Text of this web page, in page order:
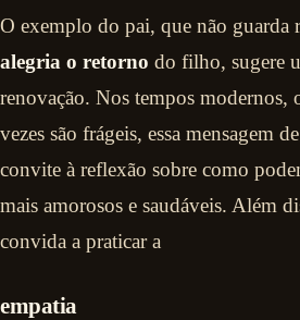
O exemplo do pai, que não guarda
alegria o retorno do filho, sugere
renovação. Nos tempos modernos,
vezes são frágeis, essa mensagem
convite à reflexão sobre como
mais amorosos e saudáveis. Além
convida a praticar a
empatia